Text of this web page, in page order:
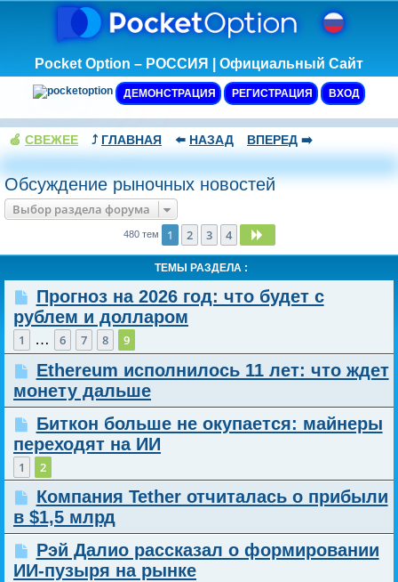
Pocket Option – РОССИЯ | Официальный Сайт
ДЕМОНСТРАЦИЯ РЕГИСТРАЦИЯ ВХОД
🍏 СВЕЖЕЕ ⤴️ ГЛАВНАЯ ⬅️ НАЗАД ВПЕРЕД ➡️
Обсуждение рыночных новостей
Выбор раздела форума
480 тем 1 2 3 4
ТЕМЫ РАЗДЕЛА :
Прогноз на 2026 год: что будет с
рублем и долларом
1 … 6 7 8 9
Ethereum исполнилось 11 лет: что ждет
монету дальше
Биткон больше не окупается: майнеры
переходят на ИИ
1 2
Компания Tether отчиталась о прибыли
в $1,5 млрд
Рэй Далио рассказал о формировании
ИИ-пузыря на рынке